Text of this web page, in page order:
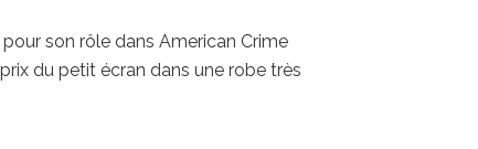
son rôle dans American Crime
du petit écran dans une robe très